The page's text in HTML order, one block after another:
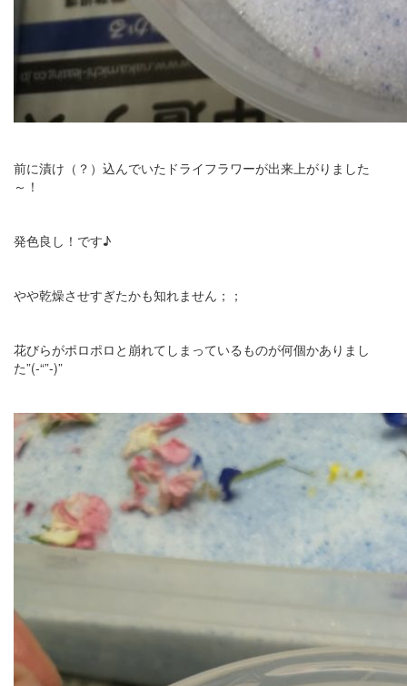
前に漬け（？）込んでいたドライフラワーが出来上がりました
～！
発色良し！です♪
やや乾燥させすぎたかも知れません；；
花びらがポロポロと崩れてしまっているものが何個かありまし
た”(-“”-)”